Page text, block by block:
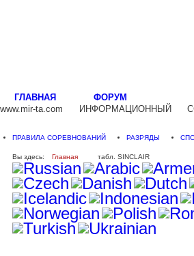
ГЛАВНАЯ
www.mir-ta.com
ФОРУМ
ИНФОРМАЦИОННЫЙ
ПРАВИЛА СОРЕВНОВАНИЙ РАЗРЯДЫ
Вы здесь: Главная табл. SINCLAIR